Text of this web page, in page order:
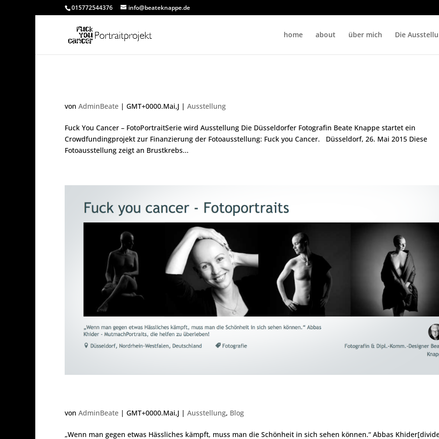
015772544376 info@beateknappe.de
home about über mich Die
von AdminBeate | GMT+0000.Mai,J | Ausstellung
Fuck You Cancer – FotoPortraitSerie wird Ausstellung Die Düsseldorfer Fotografin Beate Knappe startet ein
Crowdfundingprojekt zur Finanzierung der Fotoausstellung: Fuck you Cancer. Düsseldorf, 26. Mai 2015 Diese
Fotoausstellung zeigt an Brustkrebs...
von AdminBeate | GMT+0000.Mai,J | Ausstellung, Blog
„Wenn man gegen etwas Hässliches kämpft, muss man die Schönheit in sich sehen können.“ Abbas